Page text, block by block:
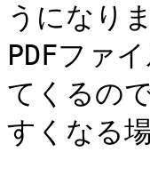
うになり
PDFファ
てくるの